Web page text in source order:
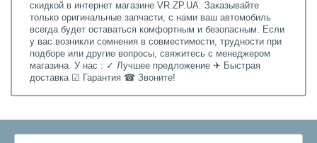
скидкой в интернет магазине VR.ZP.UA. Заказывайте
только оригинальные запчасти, с нами ваш автомобиль
всегда будет оставаться комфортным и безопасным. Если
у вас возникли сомнения в совместимости, трудности при
подборе или другие вопросы, свяжитесь с менеджером
магазина. У нас : ✓ Лучшее предложение ✈ Быстрая
доставка ☑ Гарантия ☎ Звоните!